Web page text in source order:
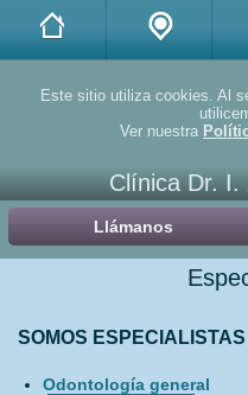
Este sitio utiliza cookies. Al
Ver nuestra
Clínica Dr. I.
Llámanos
SOMOS
Odontología general